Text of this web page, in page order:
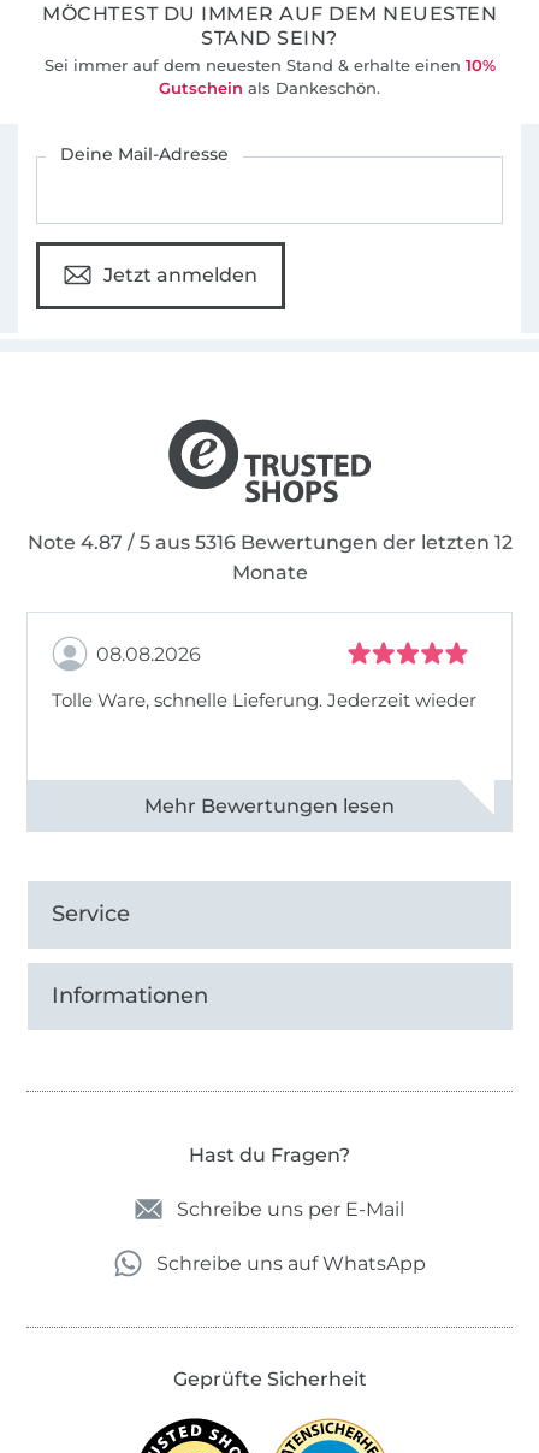
MÖCHTEST DU IMMER AUF DEM NEUESTEN
STAND SEIN?
Sei immer auf dem neuesten Stand & erhalte einen 10%
Gutschein als Dankeschön.
Deine Mail-Adresse
Jetzt anmelden
Note 4.87 / 5 aus 5316 Bewertungen der letzten 12
Monate
08.08.2026
Tolle Ware, schnelle Lieferung. Jederzeit wieder
Alle 83013 Bewertungen ansehen
Service
Informationen
Hast du Fragen?
Schreibe uns per E-Mail
Schreibe uns auf WhatsApp
Geprüfte Sicherheit